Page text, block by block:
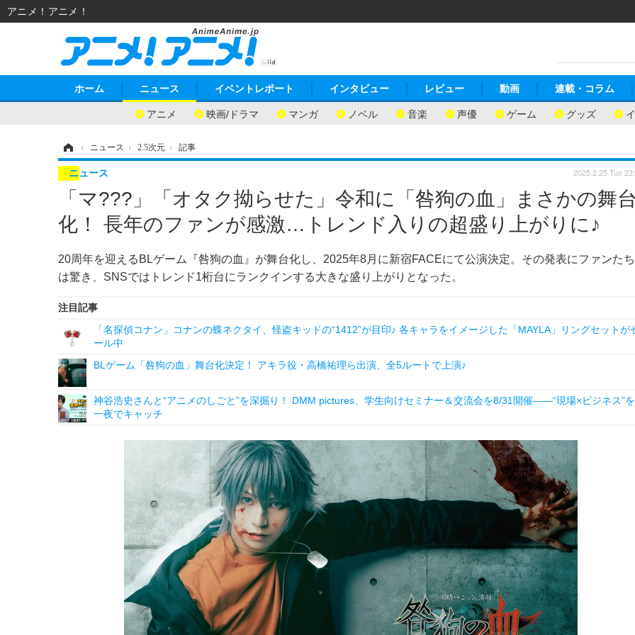
ホーム ニュース
アニメ 映画/ドラマ マンガ ノベル 音楽 声優 ゲーム グッズ
イベントレポート インタビュー レビュー 動画 連載・コラム
› ニュース › 2.5次元 › 記事
「マ???」「オタク拗らせた」令和に「咎狗の血」まさかの舞
化！ 長年のファンが感激…トレンド入りの超盛り上がりに♪
20周年を迎えるBLゲーム『咎狗の血』が舞台化し、2025年8月に新宿FACEにて公演決定。その発表にファンたち
は驚き、SNSではトレンド1桁台にランクインする大きな盛り上がりとなった。
ニュース 2025.2.25 Tue
注目記事
「名探偵コナン」コナンの蝶ネクタイ、怪盗キッドの“1412”が目印♪ 各キャラをイメージした「MAYLA」リングセットが
ール中
BLゲーム「咎狗の血」舞台化決定！ アキラ役・高橋祐理ら出演、全5ルートで上演♪
神谷浩史さんと“アニメのしごと”を深掘り！ DMM pictures、学生向けセミナー＆交流会を8/31開催――“現場×ビジネス”を
一夜でキャッチ
アニメ！アニメ！